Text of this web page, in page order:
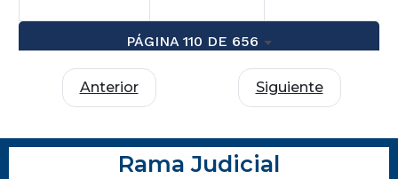
PÁGINA 110 DE 656
Anterior Siguiente
Rama Judicial